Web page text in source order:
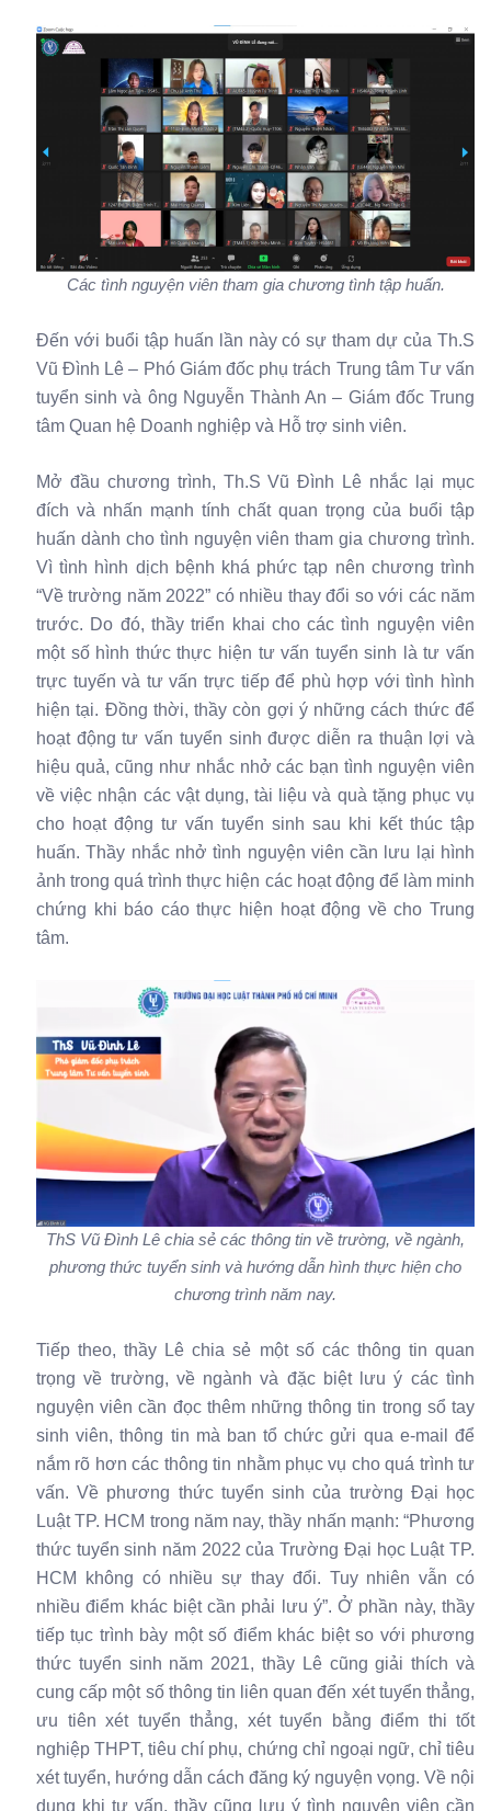
Các tình nguyện viên tham gia chương tình tập huấn.
Đến với buổi tập huấn lần này có sự tham dự của Th.S
Vũ Đình Lê – Phó Giám đốc phụ trách Trung tâm Tư vấn
tuyển sinh và ông Nguyễn Thành An – Giám đốc Trung
tâm Quan hệ Doanh nghiệp và Hỗ trợ sinh viên.
Mở đầu chương trình, Th.S Vũ Đình Lê nhắc lại mục
đích và nhấn mạnh tính chất quan trọng của buổi tập
huấn dành cho tình nguyện viên tham gia chương trình.
Vì tình hình dịch bệnh khá phức tạp nên chương trình
“Về trường năm 2022” có nhiều thay đổi so với các năm
trước. Do đó, thầy triển khai cho các tình nguyện viên
một số hình thức thực hiện tư vấn tuyển sinh là tư vấn
trực tuyến và tư vấn trực tiếp để phù hợp với tình hình
hiện tại. Đồng thời, thầy còn gợi ý những cách thức để
hoạt động tư vấn tuyển sinh được diễn ra thuận lợi và
hiệu quả, cũng như nhắc nhở các bạn tình nguyện viên
về việc nhận các vật dụng, tài liệu và quà tặng phục vụ
cho hoạt động tư vấn tuyển sinh sau khi kết thúc tập
huấn. Thầy nhắc nhở tình nguyện viên cần lưu lại hình
ảnh trong quá trình thực hiện các hoạt động để làm minh
chứng khi báo cáo thực hiện hoạt động về cho Trung
tâm.
ThS Vũ Đình Lê chia sẻ các thông tin về trường, về ngành,
phương thức tuyển sinh và hướng dẫn hình thực hiện cho
chương trình năm nay.
Tiếp theo, thầy Lê chia sẻ một số các thông tin quan
trọng về trường, về ngành và đặc biệt lưu ý các tình
nguyện viên cần đọc thêm những thông tin trong sổ tay
sinh viên, thông tin mà ban tổ chức gửi qua e-mail để
nắm rõ hơn các thông tin nhằm phục vụ cho quá trình tư
vấn. Về phương thức tuyển sinh của trường Đại học
Luật TP. HCM trong năm nay, thầy nhấn mạnh: “Phương
thức tuyển sinh năm 2022 của Trường Đại học Luật TP.
HCM không có nhiều sự thay đổi. Tuy nhiên vẫn có
nhiều điểm khác biệt cần phải lưu ý”. Ở phần này, thầy
tiếp tục trình bày một số điểm khác biệt so với phương
thức tuyển sinh năm 2021, thầy Lê cũng giải thích và
cung cấp một số thông tin liên quan đến xét tuyển thẳng,
ưu tiên xét tuyển thẳng, xét tuyển bằng điểm thi tốt
nghiệp THPT, tiêu chí phụ, chứng chỉ ngoại ngữ, chỉ tiêu
xét tuyển, hướng dẫn cách đăng ký nguyện vọng. Về nội
dung khi tư vấn, thầy cũng lưu ý tình nguyện viên cần